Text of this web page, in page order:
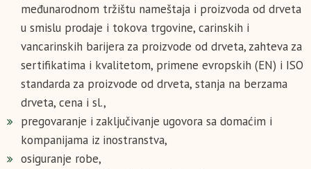
međunarodnom tržištu nameštaja i proizvoda od drveta
u smislu prodaje i tokova trgovine, carinskih i
vancarinskih barijera za proizvode od drveta, zahteva za
sertifikatima i kvalitetom, primene evropskih (EN) i ISO
standarda za proizvode od drveta, stanja na berzama
drveta, cena i sl.,
pregovaranje i zaključivanje ugovora sa domaćim i
kompanijama iz inostranstva,
osiguranje robe,